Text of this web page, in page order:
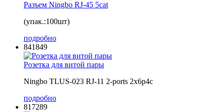
Разъем Ningbo RJ-45 5cat
(упак.:100шт)
подробно
841849
Розетка для витой пары
Ningbo TLUS-023 RJ-11 2-ports 2х6р4с
подробно
817289